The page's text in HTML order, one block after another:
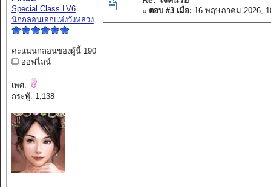
Special Class LV6
นักกลอนเอกแห่งวังหลวง
คะแนนกลอนของผู้นี้ 190
ออฟไลน์
เพศ:
กระทู้: 1,138
« ตอบ #3 เมื่อ: 16 พฤษภาคม 2026,